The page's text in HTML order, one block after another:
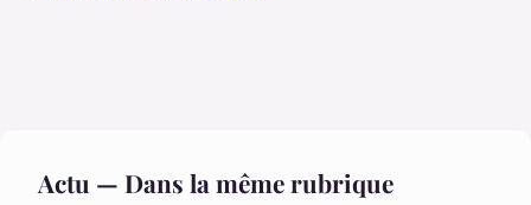
Actu — Dans la même rubrique